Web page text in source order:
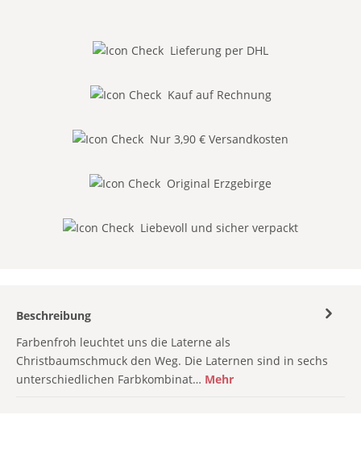
Lieferung per DHL
Kauf auf Rechnung
Nur 3,90 € Versandkosten
Original Erzgebirge
Liebevoll und sicher verpackt
Beschreibung
Farbenfroh leuchtet uns die Laterne als
Christbaumschmuck den Weg. Die Laternen sind in sechs
unterschiedlichen Farbkombinat… Mehr